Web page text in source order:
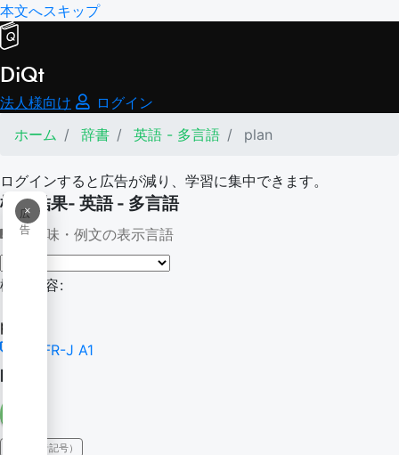
本文へスキップ
DiQt
法人様向け
ログイン
ホーム
辞書 英語 - 多言語 plan
ログインすると広告が減り、学習に集中できます。
×
広
告
検索結果- 英語 - 多言語
意味・例文の表示言語
検索内容:
plan
CEFR-J A1
plan
IPA（発音記号）